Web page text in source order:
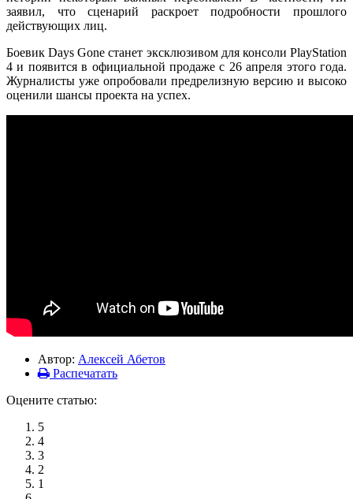
заявил, что сценарий раскроет подробности прошлого
действующих лиц.
Боевик Days Gone станет эксклюзивом для консоли PlayStation
4 и появится в официальной продаже с 26 апреля этого года.
Журналисты уже опробовали предрелизную версию и высоко
оценили шансы проекта на успех.
Автор: Алексей Абетов
Распечатать
Оцените статью:
5
4
3
2
1